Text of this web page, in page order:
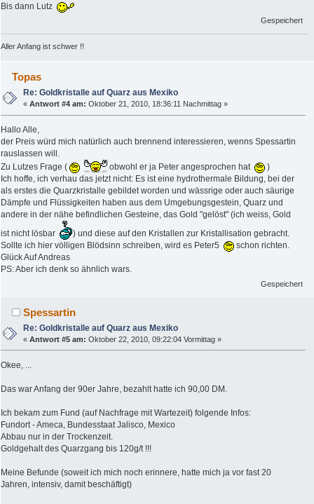
Bis dann Lutz
Gespeichert
Aller Anfang ist schwer !!
Topas
Re: Goldkristalle auf Quarz aus Mexiko
«Antwort #4 am: Oktober 21, 2010, 18:36:11 Nachmittag »
Hallo Alle,
der Preis würd mich natürlich auch brennend interessieren, wenns Spessartin
rauslassen will.
Zu Lutzes Frage (
obwohl er ja Peter angesprochen hat
)
Ich hoffe, ich verhau das jetzt nicht: Es ist eine hydrothermale Bildung, bei der
als erstes die Quarzkristalle gebildet worden und wässrige oder auch säurige
Dämpfe und Flüssigkeiten haben aus dem Umgebungsgestein, Quarz und
andere in der nähe befindlichen Gesteine, das Gold "gelöst" (ich weiss, Gold
ist nicht lösbar
) und diese auf den Kristallen zur Kristallisation gebracht.
Sollte ich hier völligen Blödsinn schreiben, wird es Peter5
schon richten.
Glück Auf Andreas
PS: Aber ich denk so ähnlich wars.
Gespeichert
Spessartin
Re: Goldkristalle auf Quarz aus Mexiko
«Antwort #5 am: Oktober 22, 2010, 09:22:04 Vormittag »
Okee, ...
Das war Anfang der 90er Jahre, bezahlt hatte ich 90,00 DM.
Ich bekam zum Fund (auf Nachfrage mit Wartezeit) folgende Infos:
Fundort - Ameca, Bundesstaat Jalisco, Mexico
Abbau nur in der Trockenzeit.
Goldgehalt des Quarzgang bis 120g/t !!!
Meine Befunde (soweit ich mich noch erinnere, hatte mich ja vor fast 20
Jahren, intensiv, damit beschäftigt)